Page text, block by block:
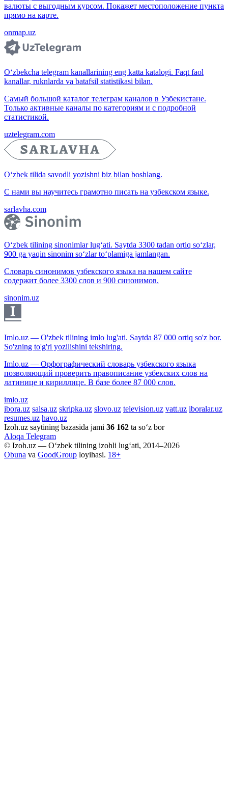
валюты с выгодным курсом. Покажет местоположение пункта
прямо на карте.
onmap.uz
O‘zbekcha telegram kanallarining eng katta katalogi. Faqt faol
kanallar, ruknlarda va batafsil statistikasi bilan.
Самый большой каталог телеграм каналов в Узбекистане.
Только активные каналы по категориям и с подробной
статистикой.
uztelegram.com
O‘zbek tilida savodli yozishni biz bilan boshlang.
С нами вы научитесь грамотно писать на узбекском языке.
sarlavha.com
O‘zbek tilining sinonimlar lug‘ati. Saytda 3300 tadan ortiq so‘zlar,
900 ga yaqin sinonim so‘zlar to‘plamiga jamlangan.
Словарь синонимов узбекского языка на нашем сайте
содержит более 3300 слов и 900 синонимов.
sinonim.uz
Imlo.uz — O'zbek tilining imlo lug'ati. Saytda 87 000 ortiq so'z bor.
So'zning to'g'ri yozilishini tekshiring.
Imlo.uz — Орфографический словарь узбекского языка
позволяющий проверить правописание узбекских слов на
латинице и кириллице. В базе более 87 000 слов.
imlo.uz
ibora.uz salsa.uz skripka.uz slovo.uz television.uz vatt.uz iboralar.uz
resumes.uz havo.uz
Izoh.uz saytining bazasida jami 36 162 ta so‘z bor
Aloqa Telegram
© Izoh.uz — O‘zbek tilining izohli lug‘ati, 2014–2026
Obuna va GoodGroup loyihasi. 18+